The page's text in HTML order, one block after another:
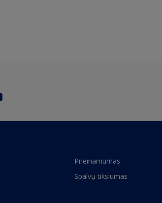
Prieinamumas
Spalvų tikslumas